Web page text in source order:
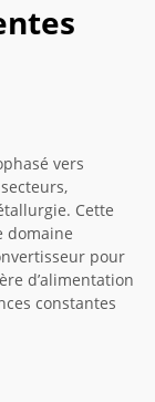
vers
Cette
domaine
pour
d’alimentation
constantes